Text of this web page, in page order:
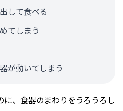
して食べる
てしまう
が動いてしまう
に、食器のまわりをうろうろし